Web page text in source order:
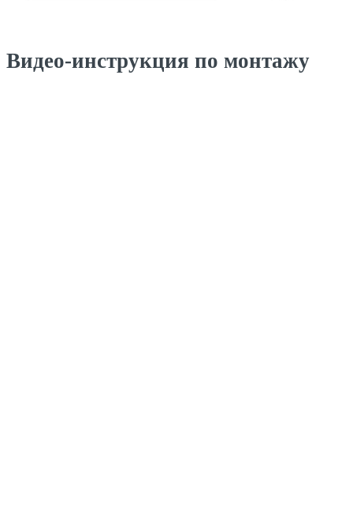
Видео-инструкция по монтажу